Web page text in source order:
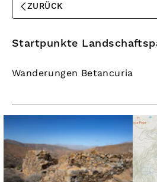
ZURÜCK
Startpunkte
Wanderungen Betancuria